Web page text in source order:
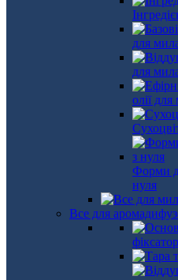
для
для
олії
Форми
нуля
Все для